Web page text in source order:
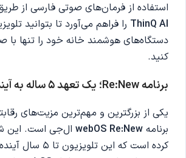
استفاده از فرمان‌های صوتی فارسی از
ThinQ AI را فراهم می‌آورد تا بتوانید
دستگاه‌های هوشمند خانه خود را تنها با
کنید.
برنامه Re:New؛ یک تعهد 5 ساله به آینده
یکی از بزرگترین و مهم‌ترین مزیت‌های
برنامه webOS Re:New ال‌جی است. این
کرده است که این